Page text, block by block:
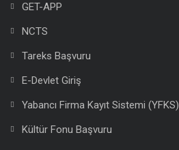
GET-APP
NCTS
Tareks Başvuru
E-Devlet Giriş
Yabancı Firma Kayıt Sistemi (YFKS)
Kültür Fonu Başvuru